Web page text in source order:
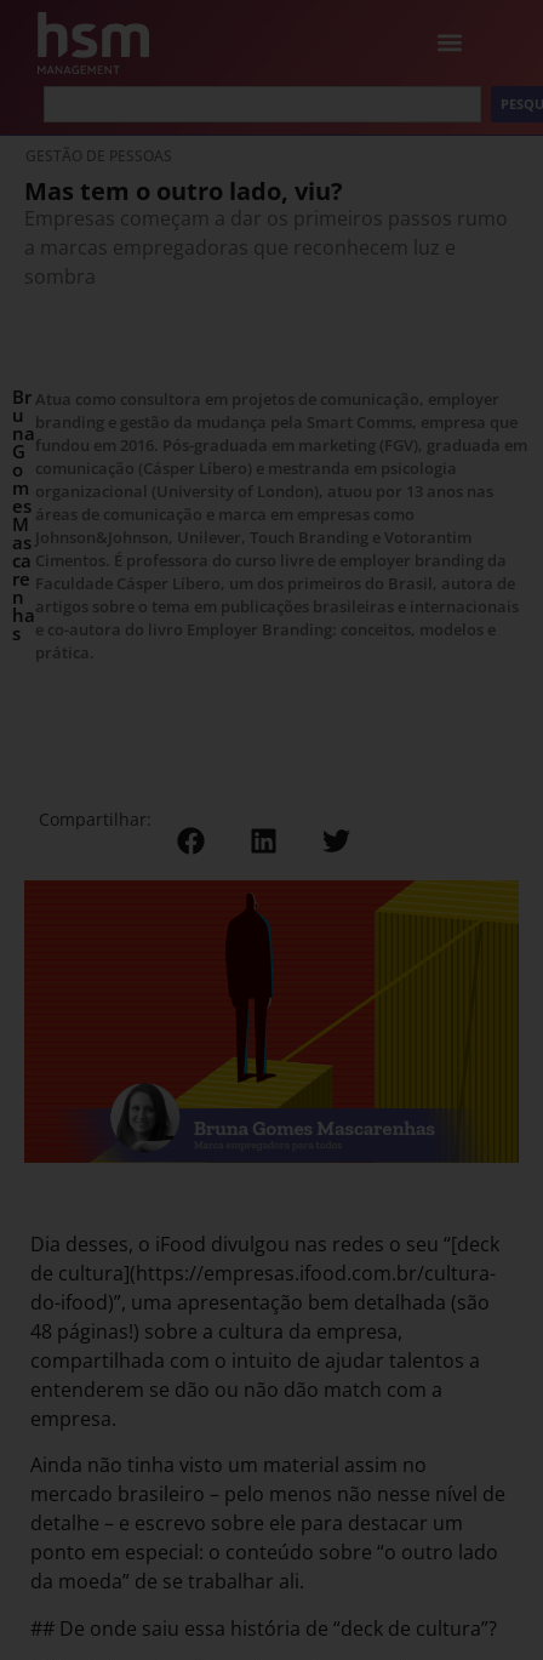
GESTÃO DE PESSOAS
Mas tem o outro lado, viu?
Empresas começam a dar os primeiros passos rumo
a marcas empregadoras que reconhecem luz e
sombra
Br
u
na
G
o
m
es
M
as
ca
re
n
ha
s
Atua como consultora em projetos de comunicação, employer
branding e gestão da mudança pela Smart Comms, empresa que
fundou em 2016. Pós-graduada em marketing (FGV), graduada em
comunicação (Cásper Líbero) e mestranda em psicologia
organizacional (University of London), atuou por 13 anos nas
áreas de comunicação e marca em empresas como
Johnson&Johnson, Unilever, Touch Branding e Votorantim
Cimentos. É professora do curso livre de employer branding da
Faculdade Cásper Líbero, um dos primeiros do Brasil, autora de
artigos sobre o tema em publicações brasileiras e internacionais
e co-autora do livro Employer Branding: conceitos, modelos e
prática.
Compartilhar:
Dia desses, o iFood divulgou nas redes o seu “[deck
de cultura](https://empresas.ifood.com.br/cultura-
do-ifood)”, uma apresentação bem detalhada (são
48 páginas!) sobre a cultura da empresa,
compartilhada com o intuito de ajudar talentos a
entenderem se dão ou não dão match com a
empresa.
Ainda não tinha visto um material assim no
mercado brasileiro – pelo menos não nesse nível de
detalhe – e escrevo sobre ele para destacar um
ponto em especial: o conteúdo sobre “o outro lado
da moeda” de se trabalhar ali.
## De onde saiu essa história de “deck de cultura”?